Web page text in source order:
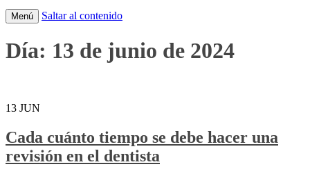
Menú Saltar al contenido
Día: 13 de junio de 2024
13 JUN
Cada cuánto tiempo se debe hacer una
revisión en el dentista